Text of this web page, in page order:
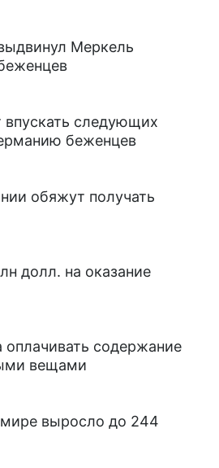
Меркель
впускать следующих
беженцев
обяжут получать
долл. на оказание
содержание
вещами
выросло до 244